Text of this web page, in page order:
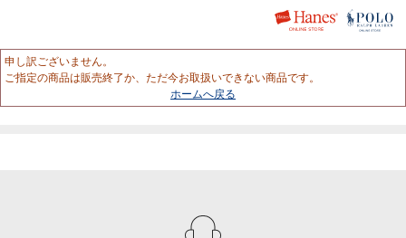
申し訳ございません。
ご指定の商品は販売終了か、ただ今お取扱いできない商品です。
ホームへ戻る